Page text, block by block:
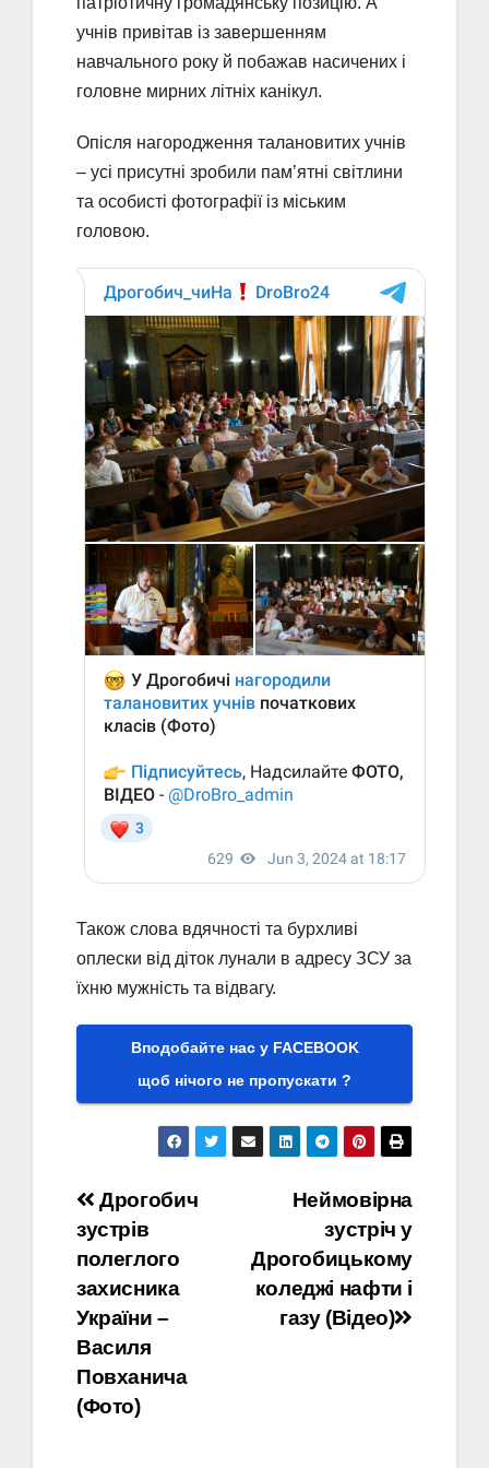
учнів привітав із завершенням
навчального року й побажав насичених і
головне мирних літніх канікул.
Опісля нагородження талановитих учнів
– усі присутні зробили пам’ятні світлини
та особисті фотографії із міським
головою.
Також слова вдячності та бурхливі
оплески від діток лунали в адресу ЗСУ за
їхню мужність та відвагу.
Вподобайте нас у FACEBOOK
щоб нічого не пропускати ?
Навігація
записів
Неймовірна
зустріч у
Дрогобицькому
коледжі нафти і
газу (Відео)
Дрогобич
зустрів
полеглого
захисника
України –
Василя
Повханича
(Фото)